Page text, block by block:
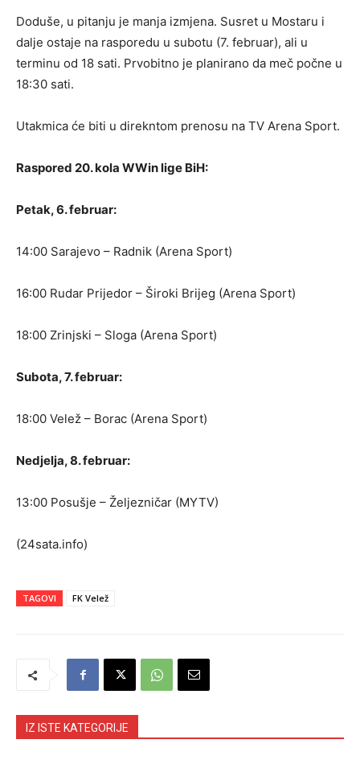
Doduše, u pitanju je manja izmjena. Susret u Mostaru i
dalje ostaje na rasporedu u subotu (7. februar), ali u
terminu od 18 sati. Prvobitno je planirano da meč počne u
18:30 sati.
Utakmica će biti u direkntom prenosu na TV Arena Sport.
Raspored 20. kola WWin lige BiH:
Petak, 6. februar:
14:00 Sarajevo – Radnik (Arena Sport)
16:00 Rudar Prijedor – Široki Brijeg (Arena Sport)
18:00 Zrinjski – Sloga (Arena Sport)
Subota, 7. februar:
18:00 Velež – Borac (Arena Sport)
Nedjelja, 8. februar:
13:00 Posušje – Željezničar (MYTV)
(24sata.info)
TAGOVI FK Velež
IZ ISTE KATEGORIJE